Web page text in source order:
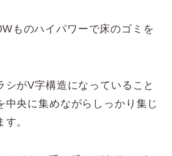
ものハイパワーで床のゴミを
シがV字構造になっていること
中央に集めながらしっかり集じ
。